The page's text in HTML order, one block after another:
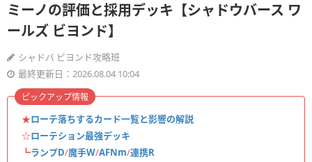
ミーノの評価と採用デッキ【シャドウバース ワ
ールズ ビヨンド】
シャドバ ビヨンド攻略班
最終更新日：2026.08.04 10:04
★ローテ落ちするカード一覧と影響の解説
☆ローテション最強デッキ
┗ランプD/魔手W/AFNm/連携R
ピックアップ情報